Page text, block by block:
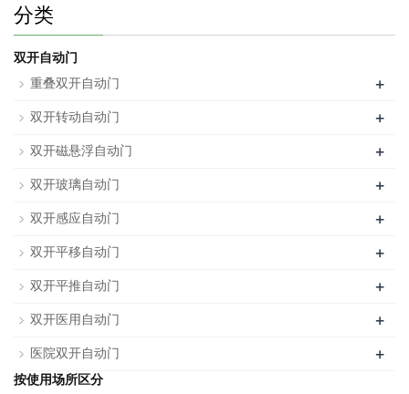
分类
双开自动门
重叠双开自动门
+
双开转动自动门 +
双开磁悬浮自动门 +
双开玻璃自动门 +
双开感应自动门 +
双开平移自动门 +
双开平推自动门 +
双开医用自动门 +
医院双开自动门 +
按使用场所区分